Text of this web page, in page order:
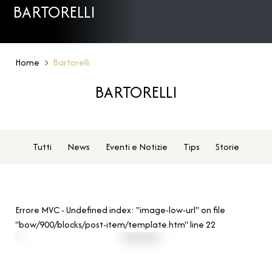
BARTORELLI
Home Bartorelli
BARTORELLI
Tutti News Eventi e Notizie Tips Storie
Errore MVC - Undefined index: "image-low-url" on file
"bow/900/blocks/post-item/template.htm" line 22